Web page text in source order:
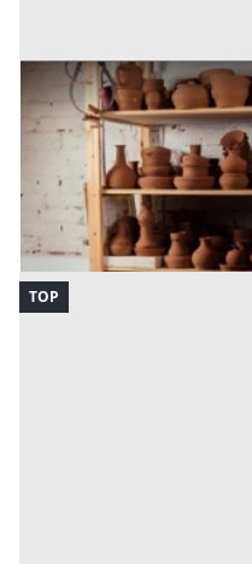
Laboratorio Artigiano
Monselice (Padova)
Offerta minima
10.000 €
Codice asta:
Asta chiusa
TOP